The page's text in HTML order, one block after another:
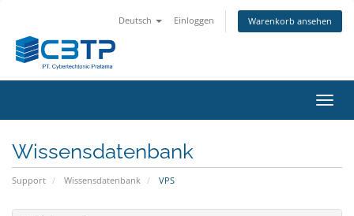
Deutsch Einloggen Warenkorb ansehen
ein-/
Wissensdatenbank
Support Wissensdatenbank VPS